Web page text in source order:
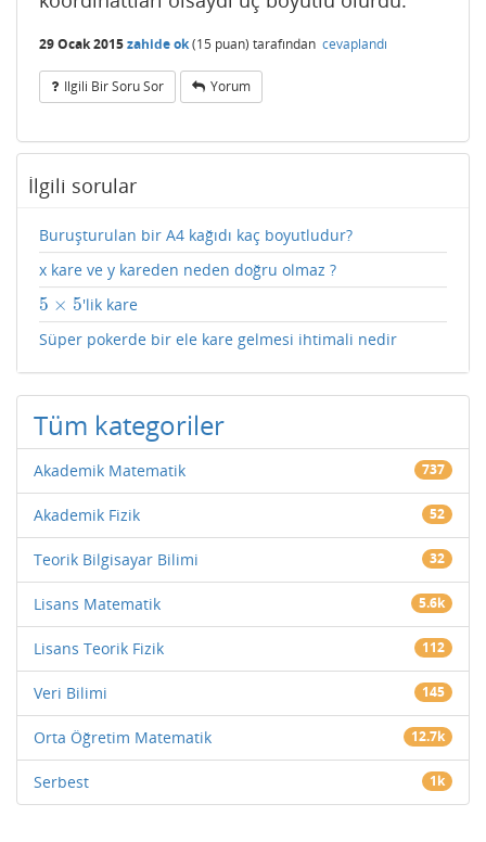
29 Ocak 2015zahide ok(15 puan) tarafından cevaplandı
Ilgili Bir Soru Sor Yorum
İlgili sorular
Buruşturulan bir A4 kağıdı kaç boyutludur?
x kare ve y kareden neden doğru olmaz ?
5 × 5
5 ×5
'lik kare
Süper pokerde bir ele kare gelmesi ihtimali nedir
Tüm kategoriler
Akademik Matematik 737
Akademik Fizik 52
Teorik Bilgisayar Bilimi 32
Lisans Matematik 5.6k
Lisans Teorik Fizik 112
Veri Bilimi 145
Orta Öğretim Matematik 12.7k
Serbest 1k